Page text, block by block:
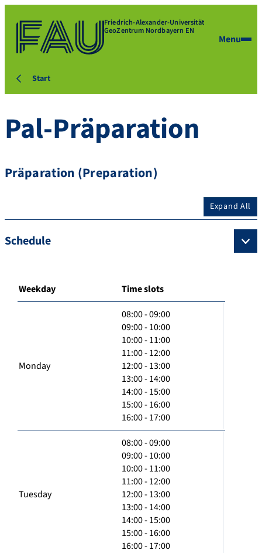
Friedrich-Alexander-Universität
GeoZentrum Nordbayern EN
Menu
Start
Pal-Präparation
Präparation (Preparation)
Expand All
Schedule
Weekday Time slots
Monday
08:00 - 09:00
09:00 - 10:00
10:00 - 11:00
11:00 - 12:00
12:00 - 13:00
13:00 - 14:00
14:00 - 15:00
15:00 - 16:00
16:00 - 17:00
Tuesday
08:00 - 09:00
09:00 - 10:00
10:00 - 11:00
11:00 - 12:00
12:00 - 13:00
13:00 - 14:00
14:00 - 15:00
15:00 - 16:00
16:00 - 17:00